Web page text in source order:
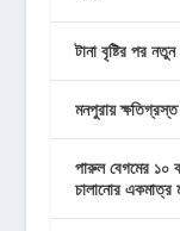
টানা বৃষ্টির পর
মনপুরায়
পারুল বেগমের ১০
চালানোর একমাত্র